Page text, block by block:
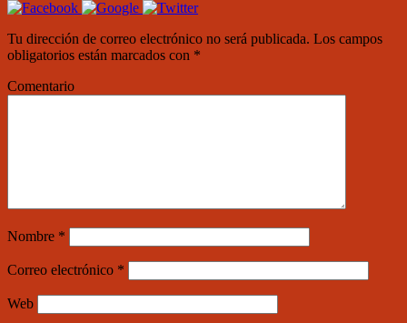
Tu dirección de correo electrónico no será publicada. Los campos
obligatorios están marcados con *
Comentario
Nombre *
Correo electrónico *
Web